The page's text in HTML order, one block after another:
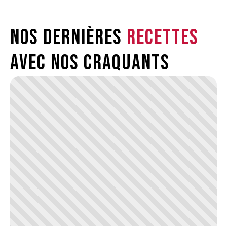
Nos dernières recettes
avec nos craquants